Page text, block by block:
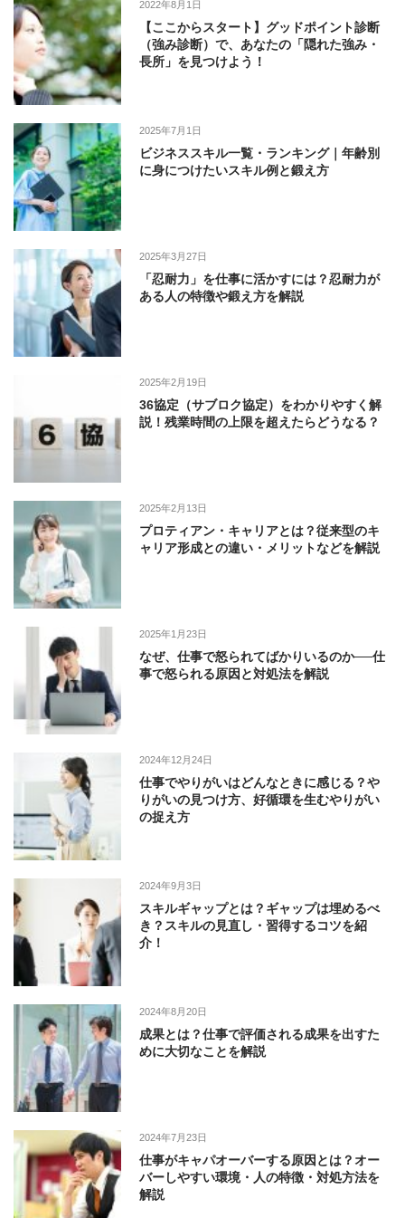
2022年8月1日
【ここからスタート】グッドポイント診断
（強み診断）で、あなたの「隠れた強み・
長所」を見つけよう！
2025年7月1日
ビジネススキル一覧・ランキング｜年齢別
に身につけたいスキル例と鍛え方
2025年3月27日
「忍耐力」を仕事に活かすには？忍耐力が
ある人の特徴や鍛え方を解説
2025年2月19日
36協定（サブロク協定）をわかりやすく解
説！残業時間の上限を超えたらどうなる？
2025年2月13日
プロティアン・キャリアとは？従来型のキ
ャリア形成との違い・メリットなどを解説
2025年1月23日
なぜ、仕事で怒られてばかりいるのか──仕
事で怒られる原因と対処法を解説
2024年12月24日
仕事でやりがいはどんなときに感じる？や
りがいの見つけ方、好循環を生むやりがい
の捉え方
2024年9月3日
スキルギャップとは？ギャップは埋めるべ
き？スキルの見直し・習得するコツを紹
介！
2024年8月20日
成果とは？仕事で評価される成果を出すた
めに大切なことを解説
2024年7月23日
仕事がキャパオーバーする原因とは？オー
バーしやすい環境・人の特徴・対処方法を
解説